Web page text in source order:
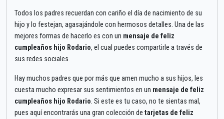
Todos los padres recuerdan con cariño el día de nacimiento de su
hijo y lo festejan, agasajándole con hermosos detalles. Una de las
mejores formas de hacerlo es con un mensaje de feliz
cumpleaños hijo Rodario, el cual puedes compartirle a través de
sus redes sociales.
Hay muchos padres que por más que amen mucho a sus hijos, les
cuesta mucho expresar sus sentimientos en un mensaje de feliz
cumpleaños hijo Rodario. Si este es tu caso, no te sientas mal,
pues aquí encontrarás una gran colección de tarjetas de feliz